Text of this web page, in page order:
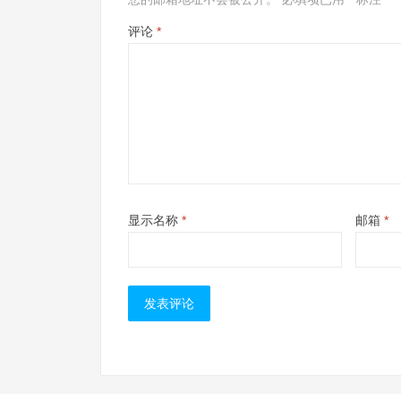
评论 *
显示名称 * 邮箱 *